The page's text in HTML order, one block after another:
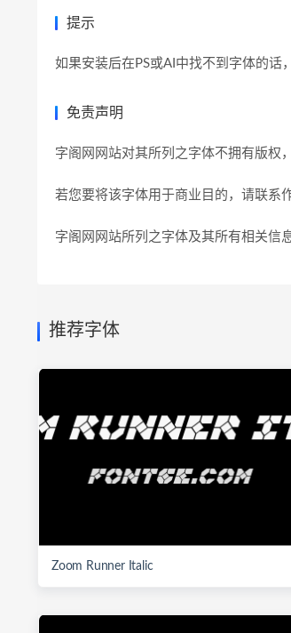
提示
如果安装后在PS或AI中找不到字体的话
免责声明
字阁网网站对其所列之字体不拥有版权
若您要将该字体用于商业目的，请联系
字阁网网站所列之字体及其所有相关信
推荐字体
Zoom Runner Italic